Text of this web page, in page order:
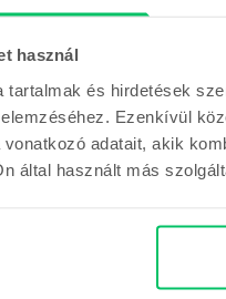
használ
tartalmak és hirdetések
Ezenkívül
vonatkozó adatait, akik
által használt más
Az